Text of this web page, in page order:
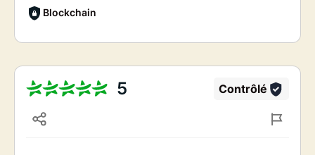
Blockchain
5 Contrôlé